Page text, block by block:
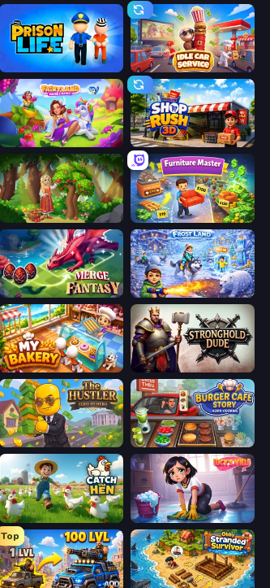
Prison Life Idle Car Service: Tycoon
Fairyland Merge & Magic Shop Rush 3D
Northern Merge Furniture Master: Idle Tycoon
Merge Fantasy Frost Land - Snow Survival
My bakery Stronghold Dude
The Hustler Burger Cafe Story ASMR Cooking
Catch the Hen Lucy’s Ville
Top